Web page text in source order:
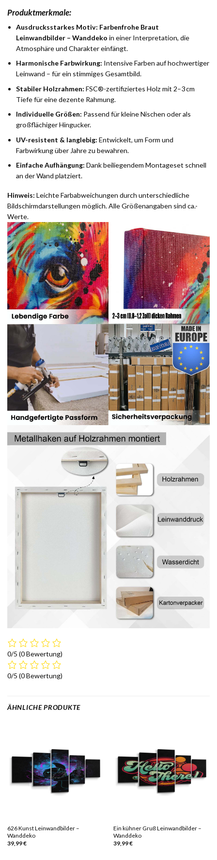
Produktmerkmale:
Ausdrucksstarkes Motiv: Farbenfrohe Braut
Leinwandbilder – Wanddeko in einer Interpretation, die
Atmosphäre und Charakter einfängt.
Harmonische Farbwirkung: Intensive Farben auf hochwertiger
Leinwand – für ein stimmiges Gesamtbild.
Stabiler Holzrahmen: FSC®-zertifiziertes Holz mit 2–3 cm
Tiefe für eine dezente Rahmung.
Individuelle Größen: Passend für kleine Nischen oder als
großflächiger Hingucker.
UV-resistent & langlebig: Entwickelt, um Form und
Farbwirkung über Jahre zu bewahren.
Einfache Aufhängung: Dank beiliegendem Montageset schnell
an der Wand platziert.
Hinweis: Leichte Farbabweichungen durch unterschiedliche
Bildschirmdarstellungen möglich. Alle Größenangaben sind ca.-
Werte.
0/5 (0 Bewertung)
0/5 (0 Bewertung)
ÄHNLICHE PRODUKTE
626 Kunst Leinwandbilder –
Wanddeko
39,99€
Ein kühner Gruß Leinwandbilder –
Wanddeko
39,99€